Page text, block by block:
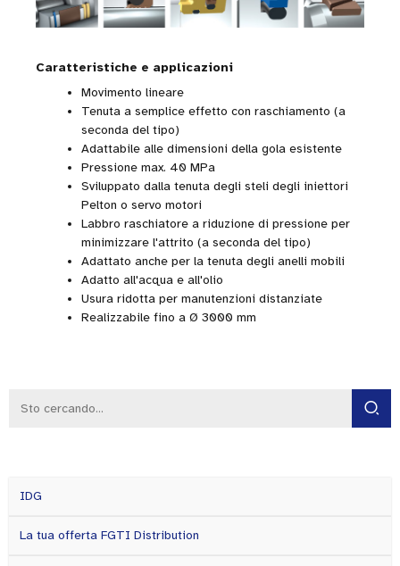
Caratteristiche e applicazioni
Movimento lineare
Tenuta a semplice effetto con raschiamento (a
seconda del tipo)
Adattabile alle dimensioni della gola esistente
Pressione max. 40 MPa
Sviluppato dalla tenuta degli steli degli iniettori
Pelton o servo motori
Labbro raschiatore a riduzione di pressione per
minimizzare l'attrito (a seconda del tipo)
Adattato anche per la tenuta degli anelli mobili
Adatto all'acqua e all'olio
Usura ridotta per manutenzioni distanziate
Realizzabile fino a Ø 3000 mm
IDG
La tua offerta FGTI Distribution